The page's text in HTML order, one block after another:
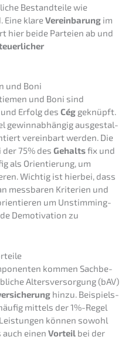
Bestand­tei­le wie
Eine klareVerein­ba­rung im
hier beide Partei­en ab und
und Boni
und Boni sind
und Erfolg des Cég geknüpft.
gewin­n­ab­hän­gig ausge­stal­
verein­bart werden. Die
75% des Gehaltsfix und
als Orien­tie­rung, um
Wichtig ist hierbei, dass
messba­ren Krite­ri­en und
um Unstim­ming­
Demoti­va­ti­on zu
kommen Sachbe­
Alters­ver­sor­gung (bAV)
hinzu. Beispiels­
mittels der 1%-Regel
können sowohl
einen Vorteil bei der